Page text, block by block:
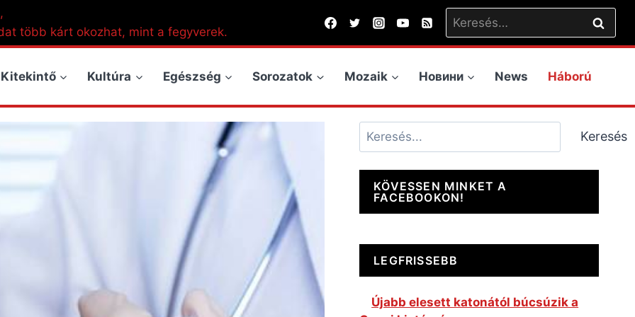
több kárt okozhat, mint a fegyverek.
Keresés:
Kitekintő Kultúra Egészség Sorozatok Mozaik Новини News Háború
Keresés Keresés
KÖVESSEN MINKET A
FACEBOOKON!
LEGFRISSEBB
Újabb elesett katonától búcsúzik a